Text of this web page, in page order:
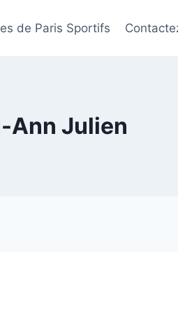
de Paris Sportifs
Ann Julien